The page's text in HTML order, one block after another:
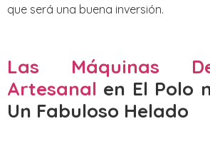
que será una buena inversión.
Las Máquinas
Artesanal en El Polo
Un Fabuloso Helado